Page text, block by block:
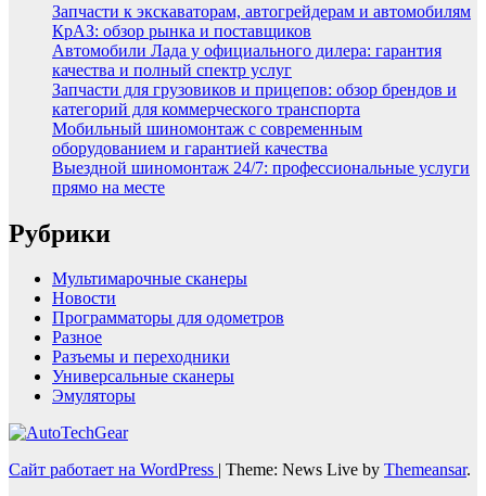
Запчасти к экскаваторам, автогрейдерам и автомобилям
КрАЗ: обзор рынка и поставщиков
Автомобили Лада у официального дилера: гарантия
качества и полный спектр услуг
Запчасти для грузовиков и прицепов: обзор брендов и
категорий для коммерческого транспорта
Мобильный шиномонтаж с современным
оборудованием и гарантией качества
Выездной шиномонтаж 24/7: профессиональные услуги
прямо на месте
Рубрики
Мультимарочные сканеры
Новости
Программаторы для одометров
Разное
Разъемы и переходники
Универсальные сканеры
Эмуляторы
Сайт работает на WordPress | Theme: News Live by Themeansar.